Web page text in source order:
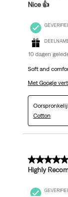
Nice 👍
10 dagen
Soft and
Met Google
Cotton
5 van 5
Highly